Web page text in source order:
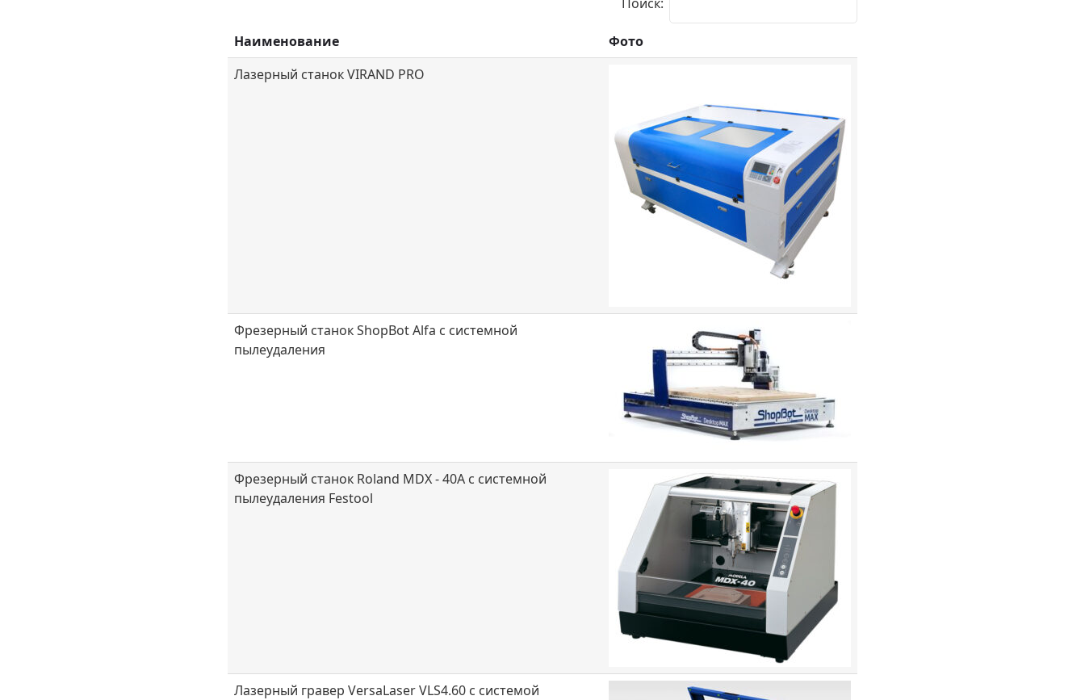
Наименование
Фото
Наименование
Лазерный станок VIRAND PRO
Фрезерный станок ShopBot Alfa с системной
пылеудаления
Фрезерный станок Roland MDX - 40A с системной
пылеудаления Festool
Лазерный гравер VersaLaser VLS4.60 с системой